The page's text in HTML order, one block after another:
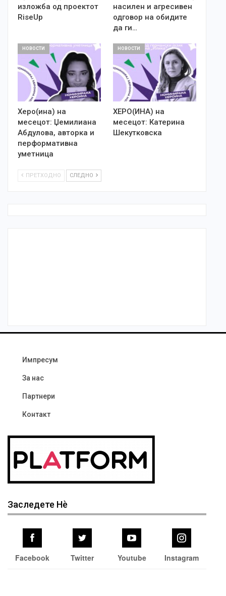
изложба од проектот
RiseUp
насилен и агресивен
одговор на обидите
да ги…
НОВОСТИ
Херо(ина) на
месецот: Џемилиана
Абдулова, авторка и
перформативна
уметница
НОВОСТИ
ХЕРО(ИНА) на
месецот: Катерина
Шекутковска
ПРЕТХОДНО СЛЕДНО
Импресум
За нас
Партнери
Контакт
Заследете Нѐ
Facebook Twitter Youtube Instagram